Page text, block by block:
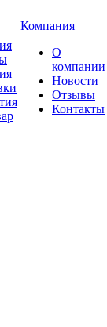
Компания
О
компании
Новости
Отзывы
Контакты